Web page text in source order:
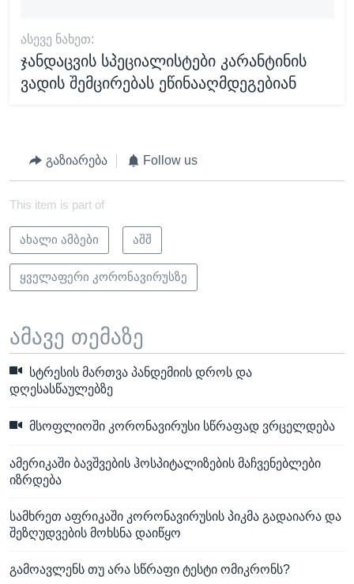
ᲐᲡᲔᲕᲔ ᲜᲐᲮᲔᲗ:
ჯანდაცვის სპეციალისტები კარანტინის
ვადის შემცირებას ეწინააღმდეგებიან
გაზიარება Follow us
This item is part of
ახალი ამბები აშშ
ყველაფერი კორონავირუსზე
ამავე თემაზე
სტრესის მართვა პანდემიის დროს და
დღესასწაულებზე
მსოფლიოში კორონავირუსი სწრაფად ვრცელდება
ამერიკაში ბავშვების ჰოსპიტალიზების მაჩვენებლები
იზრდება
სამხრეთ აფრიკაში კორონავირუსის პიკმა გადაიარა და
შეზღუდვების მოხსნა დაიწყო
გამოავლენს თუ არა სწრაფი ტესტი ომიკრონს?